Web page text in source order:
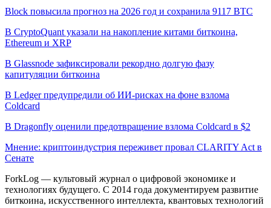
Block повысила прогноз на 2026 год и сохранила 9117 BTC
В CryptoQuant указали на накопление китами биткоина,
Ethereum и XRP
В Glassnode зафиксировали рекордно долгую фазу
капитуляции биткоина
В Ledger предупредили об ИИ-рисках на фоне взлома
Coldcard
В Dragonfly оценили предотвращение взлома Coldcard в $2
Мнение: криптоиндустрия переживет провал CLARITY Act в
Сенате
ForkLog — культовый журнал о цифровой экономике и
технологиях будущего. С 2014 года документируем развитие
биткоина, искусственного интеллекта, квантовых технологий